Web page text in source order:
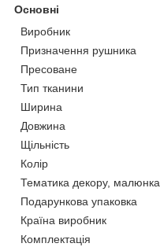
Основні
Виробник
Призначення рушника
Пресоване
Тип тканини
Ширина
Довжина
Щільність
Колір
Тематика декору, малюнка
Подарункова упаковка
Країна виробник
Комплектація